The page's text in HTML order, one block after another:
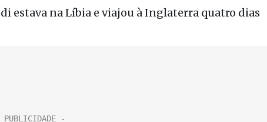
estava na Líbia e viajou à Inglaterra quatro dias